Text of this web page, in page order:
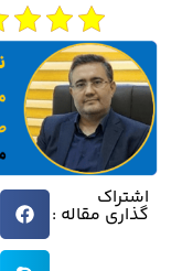
اشتراک
گذاری مقاله :